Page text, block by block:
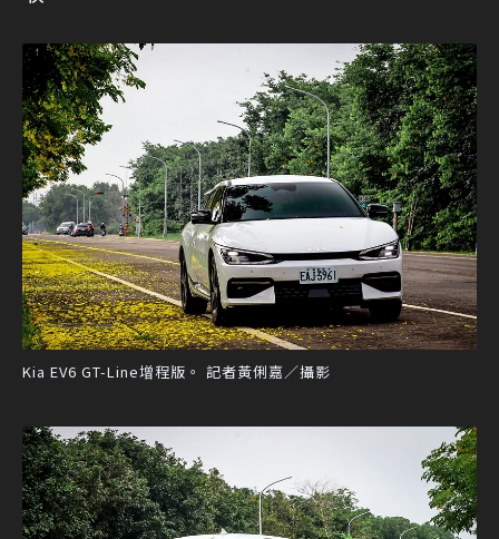
Kia EV6 GT-Line增程版。 記者黃俐嘉／攝影